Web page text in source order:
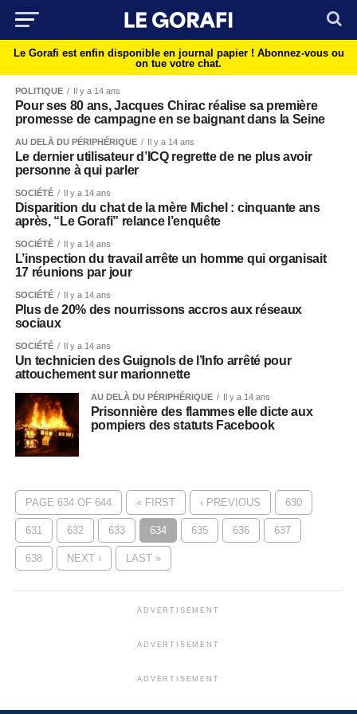
Le Gorafi est enfin disponible en journal papier ! Abonnez-vous ou
on tue votre chat.
POLITIQUE Il y a 14 ans
Pour ses 80 ans, Jacques Chirac réalise sa première
promesse de campagne en se baignant dans la Seine
AU DELÀ DU PÉRIPHÉRIQUE Il y a 14 ans
Le dernier utilisateur d’ICQ regrette de ne plus avoir
personne à qui parler
SOCIÉTÉ Il y a 14 ans
Disparition du chat de la mère Michel : cinquante ans
après, “Le Gorafi” relance l’enquête
SOCIÉTÉ Il y a 14 ans
L’inspection du travail arrête un homme qui organisait
17 réunions par jour
SOCIÉTÉ Il y a 14 ans
Plus de 20% des nourrissons accros aux réseaux
sociaux
SOCIÉTÉ Il y a 14 ans
Un technicien des Guignols de l’Info arrêté pour
attouchement sur marionnette
AU DELÀ DU PÉRIPHÉRIQUE Il y a 14 ans
Prisonnière des flammes elle dicte aux
pompiers des statuts Facebook
PAGE 634 OF 644 « FIRST ‹ PREVIOUS 630
631 632 633 634 635 636 637
638 NEXT › LAST »
ADVERTISEMENT
ADVERTISEMENT
ADVERTISEMENT